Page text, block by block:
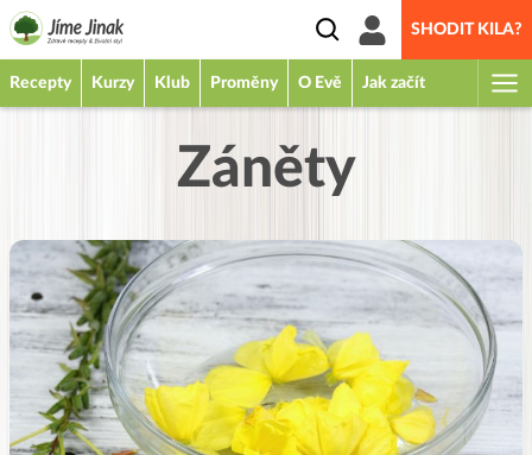
SHODIT KILA?
Recepty Kurzy Klub Proměny O Evě Jak začít
Záněty